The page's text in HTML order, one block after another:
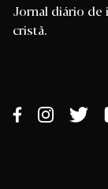
Jornal diário de
cristã.